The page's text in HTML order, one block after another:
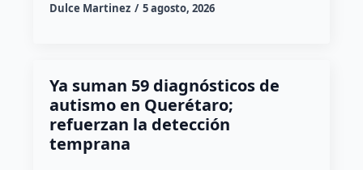
Dulce Martinez 5 agosto, 2026
Ya suman 59 diagnósticos de
autismo en Querétaro;
refuerzan la detección
temprana